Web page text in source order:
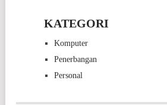
KATEGORI
Komputer
Penerbangan
Personal